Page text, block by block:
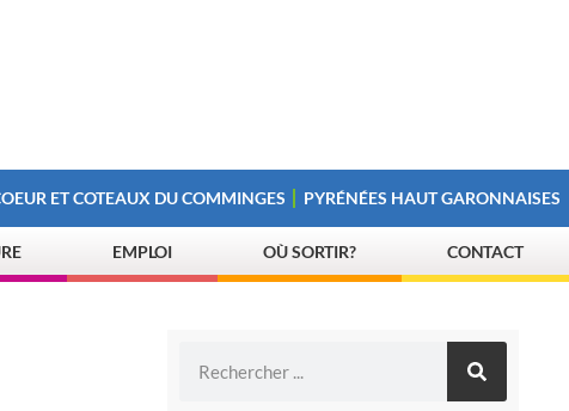
ET COTEAUX DU COMMINGES PYRÉNÉES HAUT GARONNAISES
EMPLOI OÙ SORTIR? CONTACT